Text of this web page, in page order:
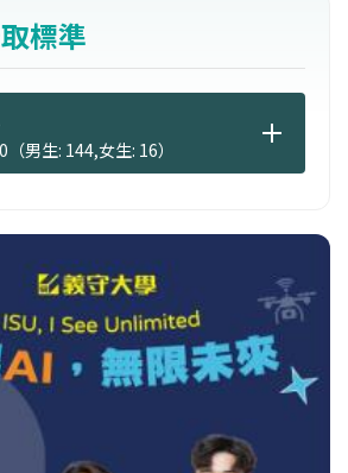
校海洋巡防科係以平台的理
式，受託辦理海巡警察養成
即以本校優良的隊職官制度、
充沛的法學師資為基礎，廣納
海、輪機與海洋法師資，並
標準
男生: 144,女生: 16）